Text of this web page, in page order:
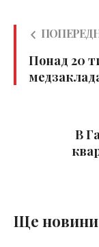
Понад 20
В
Ще новини